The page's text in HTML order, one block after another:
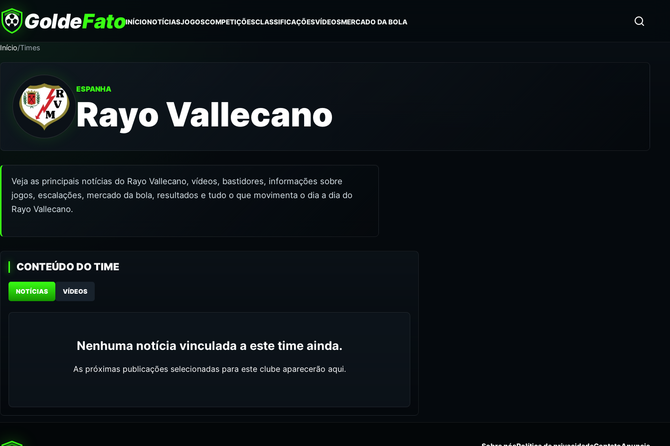
GoldeFatoINÍCIONOTÍCIASJOGOSCOMPETIÇÕESCLASSIFICAÇÕESVÍDEOSMERCADO DA BOLA
Início/Times
ESPANHA
Rayo Vallecano
Veja as principais notícias do Rayo Vallecano, vídeos, bastidores, informações sobre
jogos, escalações, mercado da bola, resultados e tudo o que movimenta o dia a dia do
Rayo Vallecano.
CONTEÚDO DO TIME
NOTÍCIAS VÍDEOS
Nenhuma notícia vinculada a este time ainda.
As próximas publicações selecionadas para este clube aparecerão aqui.